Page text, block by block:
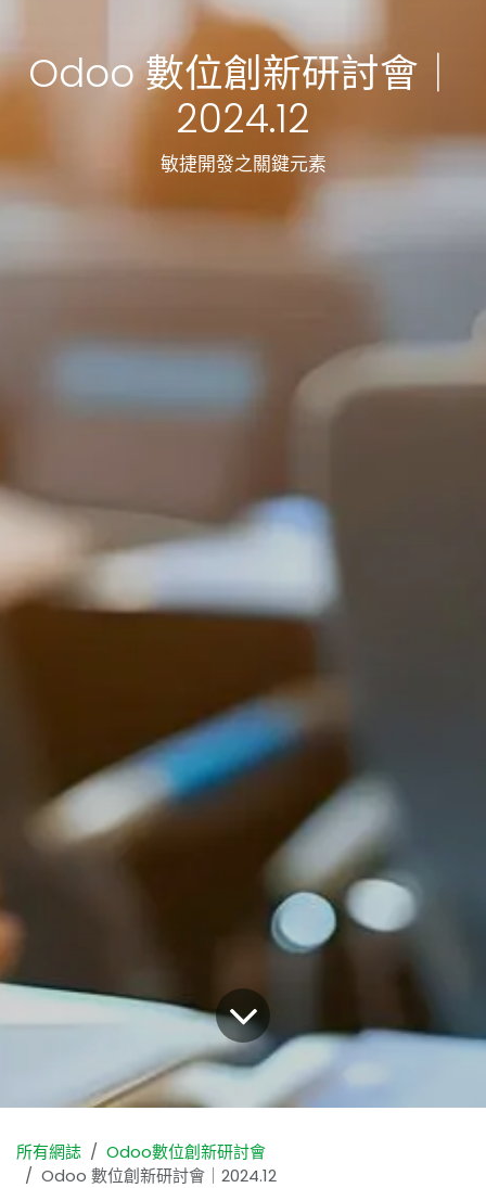
Odoo 數位創新研討會｜
2024.12
敏捷開發之關鍵元素
所有網誌
Odoo數位創新研討會
Odoo 數位創新研討會｜2024.12